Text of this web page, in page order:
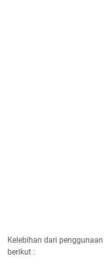
Kelebihan dari
berikut :